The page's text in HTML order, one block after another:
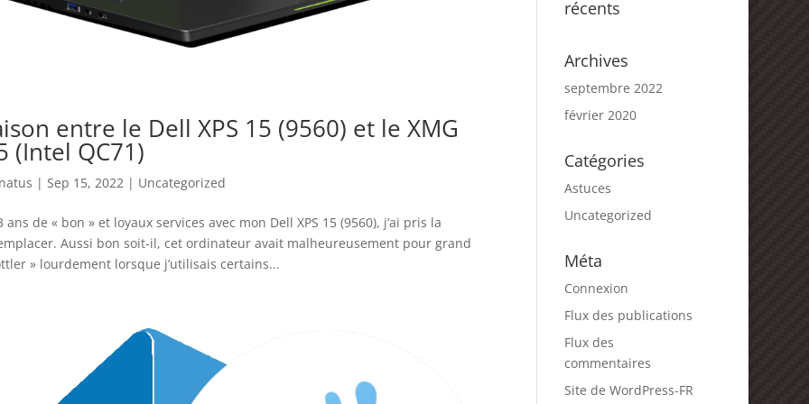
entre le Dell XPS 15 (9560) et le XMG
(Intel QC71)
|Sep 15, 2022 | Uncategorized
de « bon » et loyaux services avec mon Dell XPS 15 (9560), j’ai pris la
Aussi bon soit-il, cet ordinateur avait malheureusement pour grand
» lourdement lorsque j’utilisais certains...
récents
Archives
septembre 2022
février 2020
Catégories
Astuces
Uncategorized
Méta
Connexion
Flux des publications
Flux des
commentaires
Site de WordPress-FR